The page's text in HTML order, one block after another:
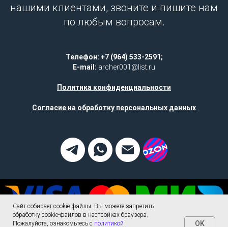
нашими клиентами, звоните и пишите нам
по любым вопросам.
Телефон: +7 (964) 533-2591;
E-mail: archer001@list.ru
Политика конфиденциальности
Согласие на обработку персональных данных
Сайт собирает cookie-файлы. Вы можете запретить
обработку cookie-файлов в настройках браузера.
Пожалуйста, ознакомьтесь с политикой OK